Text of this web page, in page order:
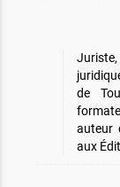
de
auteur
aux